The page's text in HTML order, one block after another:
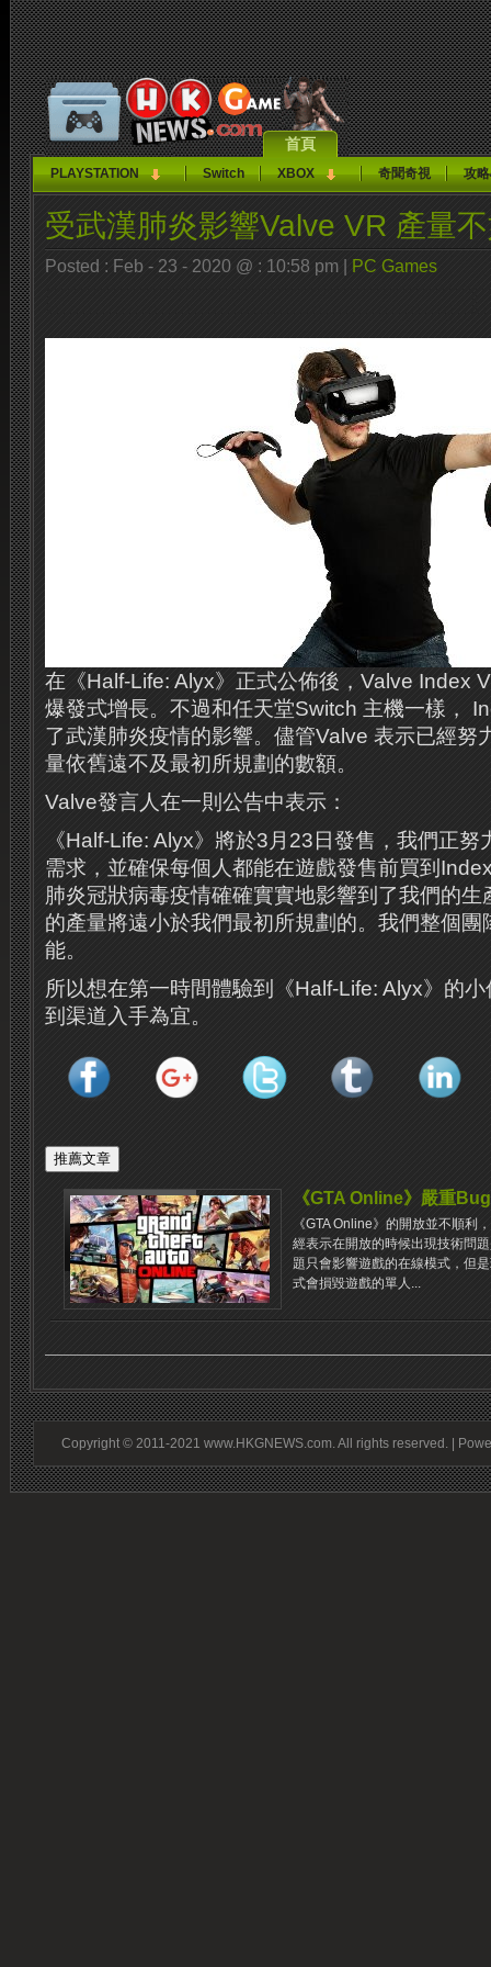
首頁
PLAYSTATION Switch XBOX 奇聞奇視 攻
受武漢肺炎影響Valve VR 產量
Posted : Feb - 23 - 2020 @ : 10:58 pm | PC Games
在《Half-Life: Alyx》正式公佈後，Valve Index
爆發式增長。不過和任天堂Switch 主機一樣，
了武漢肺炎疫情的影響。儘管Valve 表示已經努
量依舊遠不及最初所規劃的數額。
Valve發言人在一則公告中表示：
《Half-Life: Alyx》將於3月23日發售，我們正
需求，並確保每個人都能在遊戲發售前買到
肺炎冠狀病毒疫情確確實實地影響到了我們的
的產量將遠小於我們最初所規劃的。我們整個團
能。
所以想在第一時間體驗到《Half-Life: Alyx》的
到渠道入手為宜。
《GTA Online》嚴重
《GTA Online》的開放並不順利
經表示在開放的時候出現技術問
題只會影響遊戲的在線模式，但
式會損毀遊戲的單人...
Copyright © 2011-2021 www.HKGNEWS.com. All rights reserved. |